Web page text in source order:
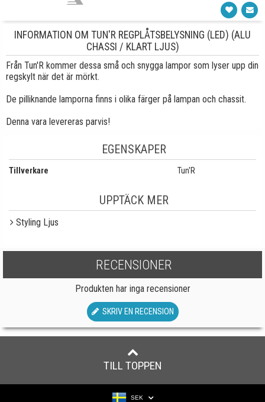
INFORMATION OM TUN'R REGPLÅTSBELYSNING (LED) (ALU
CHASSI / KLART LJUS)
Från Tun'R kommer dessa små och snygga lampor som lyser upp din
regskylt när det är mörkt.
De pilliknande lamporna finns i olika färger på lampan och chassit.
Denna vara levereras parvis!
EGENSKAPER
Tillverkare Tun'R
UPPTÄCK MER
Styling Ljus
RECENSIONER
Produkten har inga recensioner
SKRIV EN RECENSION
TILL TOPPEN
SEK